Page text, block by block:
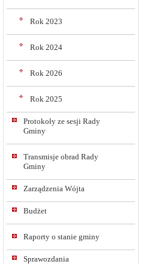
Rok 2023
Rok 2024
Rok 2026
Rok 2025
Protokoły ze sesji Rady
Gminy
Transmisje obrad Rady
Gminy
Zarządzenia Wójta
Budżet
Raporty o stanie gminy
Sprawozdania